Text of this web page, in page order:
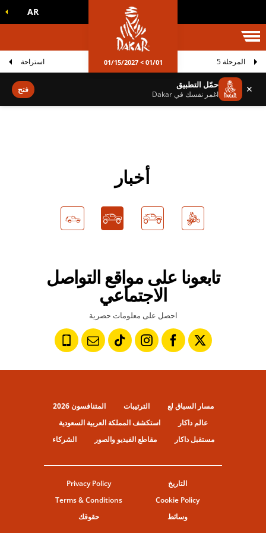
داكار AR
01/01 > 01/15/2027 المرحلة 5 استراحة
✕ حمّل التطبيق
اغمر نفسك في Dakar فتح
أخبار
تابعونا على مواقع التواصل
الاجتماعي
احصل على معلومات حصرية
مسار السباق لع الترتيبات
المتنافسون 2026
عالم داكار
استكشف المملكة العربية السعودية
مستقبل داكار
مقاطع الفيديو والصور الشركاء
التاريخ
Privacy Policy
Cookie Policy
Terms & Conditions
وسائط
حقوقك